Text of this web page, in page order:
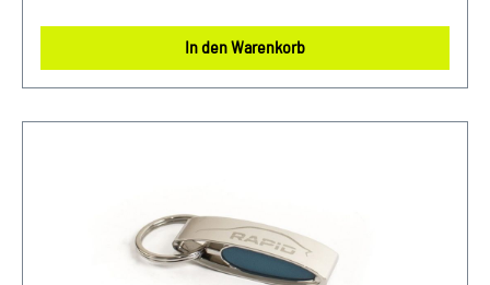
In den Warenkorb